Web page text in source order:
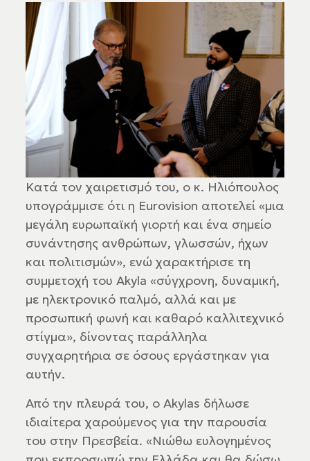
Κατά τον χαιρετισμό του, ο κ. Ηλιόπουλος
υπογράμμισε ότι η Eurovision αποτελεί «μια
μεγάλη ευρωπαϊκή γιορτή και ένα σημείο
συνάντησης ανθρώπων, γλωσσών, ήχων
και πολιτισμών», ενώ χαρακτήρισε τη
συμμετοχή του Akyla «σύγχρονη, δυναμική,
με ηλεκτρονικό παλμό, αλλά και με
προσωπική φωνή και καθαρό καλλιτεχνικό
στίγμα», δίνοντας παράλληλα
συγχαρητήρια σε όσους εργάστηκαν για
αυτήν.
Από την πλευρά του, ο Akylas δήλωσε
ιδιαίτερα χαρούμενος για την παρουσία
του στην Πρεσβεία. «Νιώθω ευλογημένος